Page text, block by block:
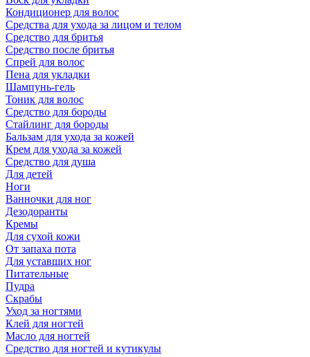
Кондиционер для волос
Средства для ухода за лицом и телом
Средство для бритья
Средство после бритья
Спрей для волос
Пена для укладки
Шампунь-гель
Тоник для волос
Средство для бороды
Стайлинг для бороды
Бальзам для ухода за кожей
Крем для ухода за кожей
Средство для душа
Для детей
Ноги
Ванночки для ног
Дезодоранты
Кремы
Для сухой кожи
От запаха пота
Для уставших ног
Питательные
Пудра
Скрабы
Уход за ногтями
Клей для ногтей
Масло для ногтей
Средство для ногтей и кутикулы